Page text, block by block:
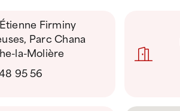
Firminy
Parc Chana
la-Molière
95 56